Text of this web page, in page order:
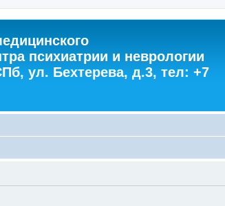
психиатрии и неврологии
ул. Бехтерева, д.3, тел: +7